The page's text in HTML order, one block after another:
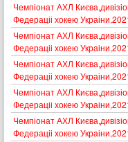
Чемпіонат АХЛ
Федераціі хокею
Чемпіонат АХЛ
Федераціі хокею
Чемпіонат АХЛ
Федераціі хокею
Чемпіонат АХЛ
Федераціі хокею
Чемпіонат АХЛ
Федераціі хокею